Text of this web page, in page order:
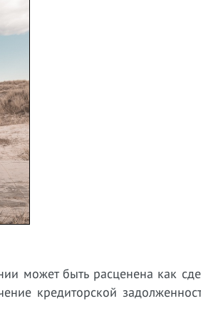
может быть расценена как
кредиторской